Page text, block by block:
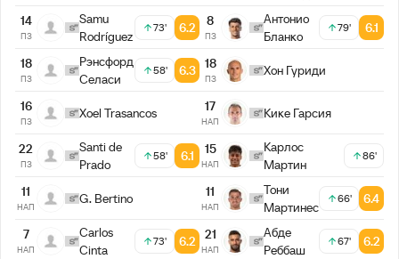
14
ПЗ
Samu
Rodríguez
73' 6.2
18
ПЗ
Рэнсфорд
Селаси
58' 6.3
16
ПЗ
Xoel Trasancos
22
ПЗ
Santi de
Prado
58' 6.1
11
НАП
G. Bertino
7
НАП
Carlos
Cinta
73' 6.2
8
ПЗ
Антонио
Бланко
79' 6.1
18
ПЗ
Хон Гуриди
17
НАП
Кике Гарсия
15
НАП
Карлос
Мартин
86'
11
НАП
Тони
Мартинес
66' 6.4
21
НАП
Абде
Реббаш
67' 6.2